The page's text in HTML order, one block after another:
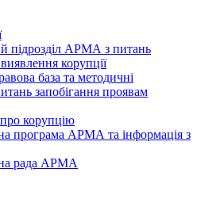
підрозділ АРМА з питань
корупції
база та методичні
запобігання проявам
корупцію
програма АРМА та інформація з
рада АРМА